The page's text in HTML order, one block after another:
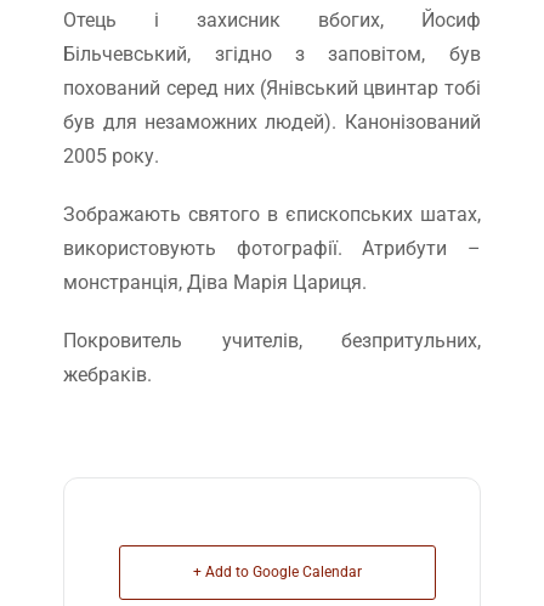
Отець і захисник вбогих, Йосиф
Більчевський, згідно з заповітом, був
похований серед них (Янівський цвинтар тобі
був для незаможних людей). Канонізований
2005 року.
Зображають святого в єпископських шатах,
використовують фотографії. Атрибути –
монстранція, Діва Марія Цариця.
Покровитель учителів, безпритульних,
жебраків.
+ Add to Google Calendar